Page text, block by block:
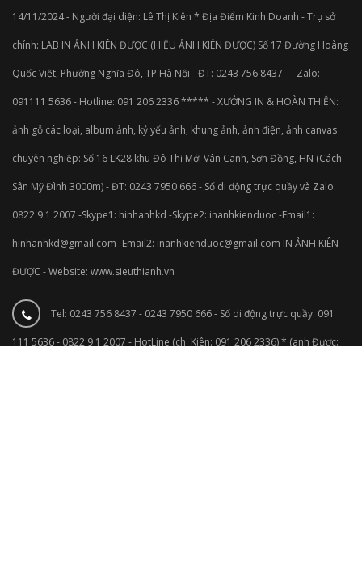
14/11/2024 - Người đại diện: Lê Thị Kiên * Địa Điểm Kinh Doanh - Trụ sở
chính: LAB IN ẢNH KIÊN ĐƯỢC (HIỆU ẢNH KIÊN ĐƯỢC) Số 17 Đường Hoàng
Quốc Việt, Phường Nghĩa Đô, TP Hà Nội - ĐT: 0243 756 8437 - - Zalo:
091111 5636 - Hotline: 091 206 2336 ***** - XƯỞNG IN & HOÀN THIỆN:
ảnh gỗ các loại, album ảnh, kỷ yếu ảnh, khung ảnh, ảnh điện, ảnh canvas
chuyên nghiệp: Số 16 LK28 khu Đô Thị Mới Vân Canh, Sơn Đồng, HN (Cách
Sân Mỹ Đình 3000m) - ĐT: 0243 7950 666 - Số di động trực quầy và Zalo:
0822 9 1 2007 -Skype1: hinhanhkd -Skype2: inanhkienduoc -Email1:
hinhanhkd@gmail.com -Email2: inanhkienduoc@gmail.com IN ẢNH KIÊN
ĐƯỢC - Website: www.sieuthianh.vn
Tel: 0243 756 8437 - 0243 7950 666 - Số di động trực quầy: 091
111 5636 - 0822 9 1 2007 - HotLine (chị Kiên: 091 206 2336) * (anh Được: